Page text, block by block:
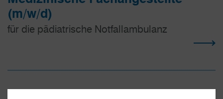
(m/w/d)
für die pädiatrische Notfallambulanz